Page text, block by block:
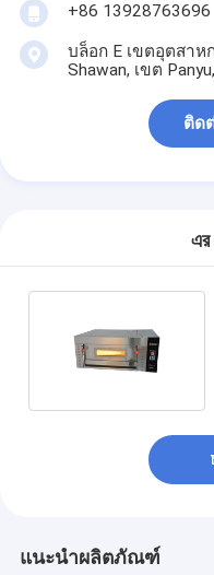
+86 13928763696
บล็อก E เขตอุตสาหก
Shawan, เขต
ติด
এর
แนะนำผลิตภัณฑ์